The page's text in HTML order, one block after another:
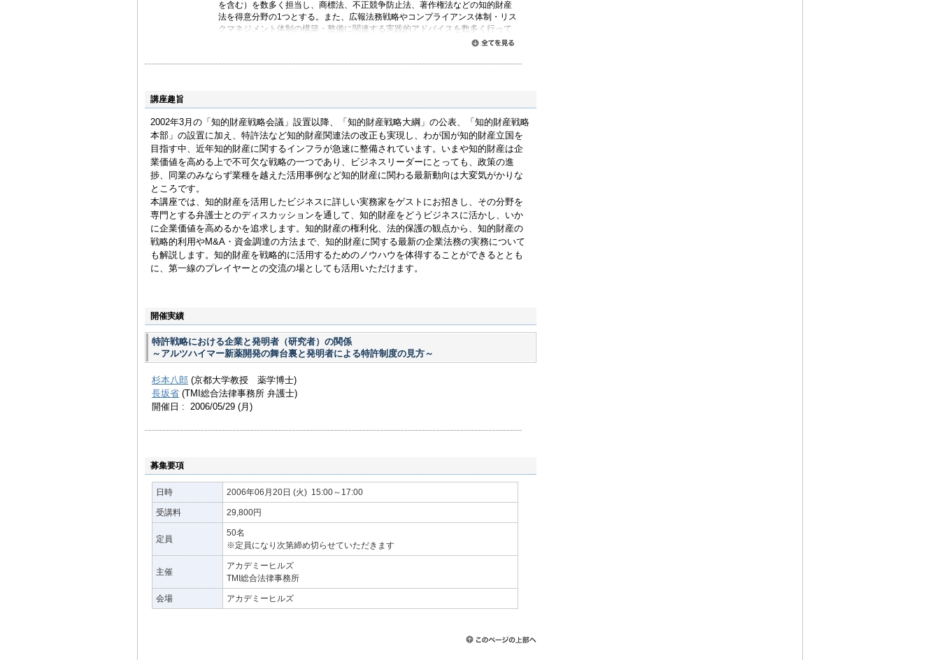
を含む）を数多く担当し、商標法、不正競争防止法、著作権法などの知的財産
法を得意分野の1つとする。また、広報法務戦略やコンプライアンス体制・リス
クマネジメント体制の構築・整備に関連する実践的アドバイスを数多く行って
争訟、会社法、独占禁止法。
講座趣旨
2002年3月の「知的財産戦略会議」設置以降、「知的財産戦略大綱」の公表、「知的財産戦略
本部」の設置に加え、特許法など知的財産関連法の改正も実現し、わが国が知的財産立国を
目指す中、近年知的財産に関するインフラが急速に整備されています。いまや知的財産は企
業価値を高める上で不可欠な戦略の一つであり、ビジネスリーダーにとっても、政策の進
捗、同業のみならず業種を越えた活用事例など知的財産に関わる最新動向は大変気がかりな
ところです。
本講座では、知的財産を活用したビジネスに詳しい実務家をゲストにお招きし、その分野を
専門とする弁護士とのディスカッションを通して、知的財産をどうビジネスに活かし、いか
に企業価値を高めるかを追求します。知的財産の権利化、法的保護の観点から、知的財産の
戦略的利用やM&A・資金調達の方法まで、知的財産に関する最新の企業法務の実務について
も解説します。知的財産を戦略的に活用するためのノウハウを体得することができるととも
に、第一線のプレイヤーとの交流の場としても活用いただけます。
開催実績
特許戦略における企業と発明者（研究者）の関係
～アルツハイマー新薬開発の舞台裏と発明者による特許制度の見方～
杉本八郎 (京都大学教授 薬学博士)
長坂省 (TMI総合法律事務所 弁護士)
開催日 : 2006/05/29 (月)
募集要項
日時 2006年06月20日 (火) 15:00～17:00
受講料 29,800円
定員
50名
※定員になり次第締め切らせていただきます
主催
アカデミーヒルズ
TMI総合法律事務所
会場 アカデミーヒルズ